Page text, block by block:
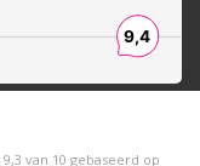
9,3 van 10 gebaseerd op